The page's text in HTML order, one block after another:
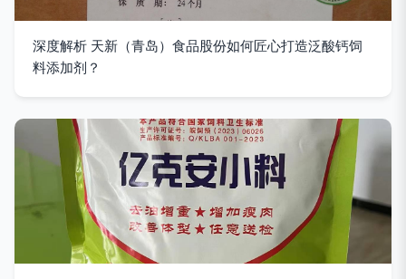
深度解析 天新（青岛）食品股份如何匠心打造泛酸钙饲
料添加剂？